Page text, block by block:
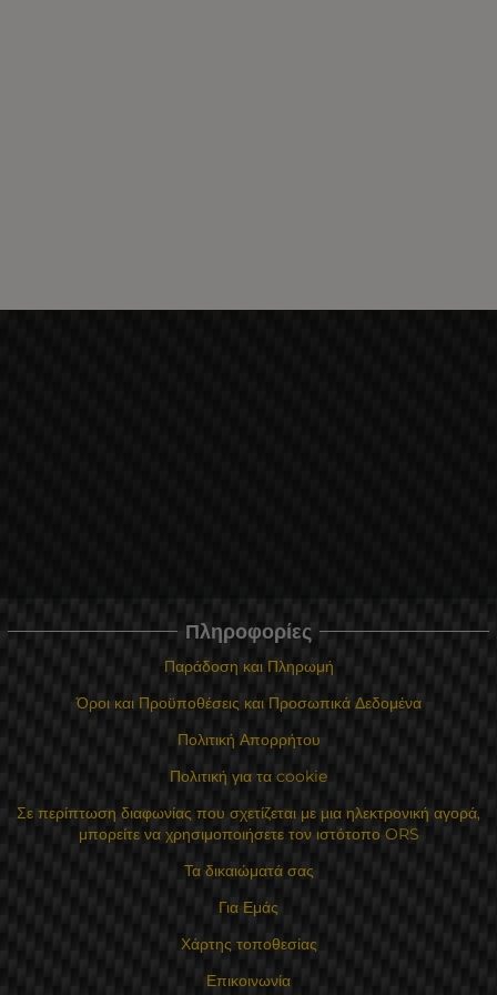
Πληροφορίες
Παράδοση και Πληρωμή
Όροι και Προϋποθέσεις και Προσωπικά Δεδομένα
Πολιτική Απορρήτου
Πολιτική για τα cookie
Σε περίπτωση διαφωνίας που σχετίζεται με μια ηλεκτρονική αγορά,
μπορείτε να χρησιμοποιήσετε τον ιστότοπο ORS
Τα δικαιώματά σας
Για Εμάς
Χάρτης τοποθεσίας
Επικοινωνία